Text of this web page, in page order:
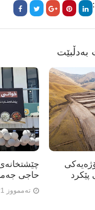
بەدڵبێت
حاجی
تەممووز 21, 2026
پێکرد